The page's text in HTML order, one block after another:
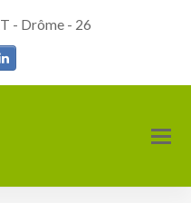
- Drôme - 26
LinkedIn